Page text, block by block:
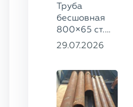
Труба
бесшовная
800×65 ст.
17ГС
29.07.2026